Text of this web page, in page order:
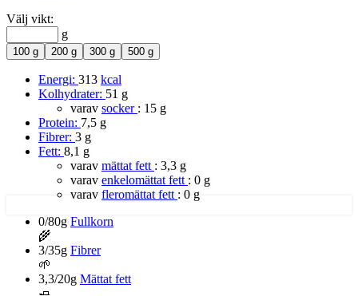
Välj vikt:
g
100 g 200 g 300 g 500 g
Energi: 313 kcal
Kolhydrater: 51 g
varav socker : 15 g
Protein: 7,5 g
Fibrer: 3 g
Fett: 8,1 g
varav mättat fett : 3,3 g
varav enkelomättat fett : 0 g
varav fleromättat fett : 0 g
0/80g Fullkorn
🌾
3/35g Fibrer
🌱
3,3/20g Mättat fett